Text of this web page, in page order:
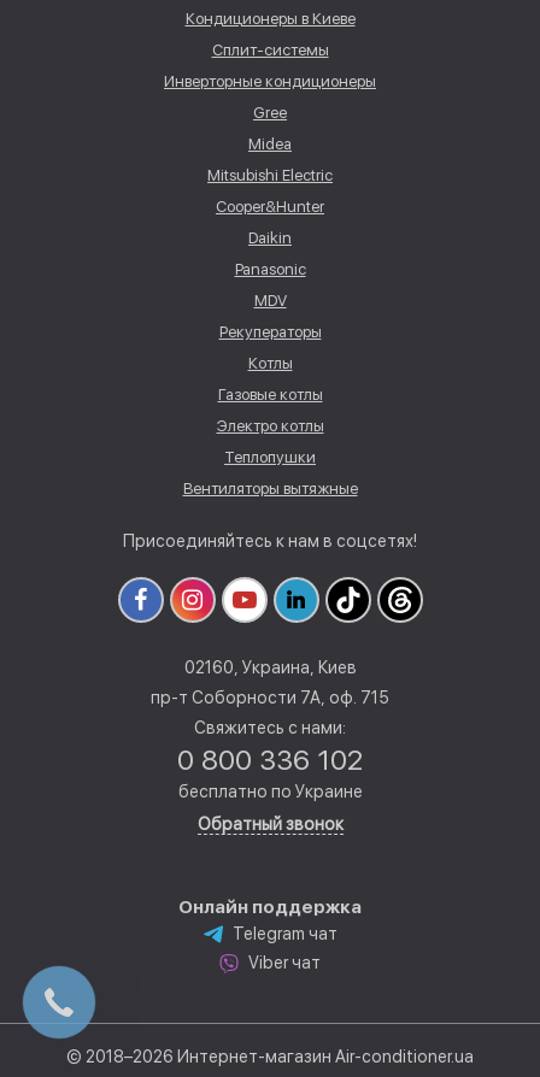
Кондиционеры в Киеве
Сплит-системы
Инверторные кондиционеры
Gree
Midea
Mitsubishi Electric
Cooper&Hunter
Daikin
Panasonic
MDV
Рекуператоры
Котлы
Газовые котлы
Электро котлы
Теплопушки
Вентиляторы вытяжные
Присоединяйтесь к нам в соцсетях!
02160, Украина, Киев
пр-т Соборности 7А, оф. 715
Свяжитесь с нами:
0 800 336 102
бесплатно по Украине
Обратный звонок
Онлайн поддержка
Telegram чат
Viber чат
© 2018–2026 Интернет-магазин Air-conditioner.ua